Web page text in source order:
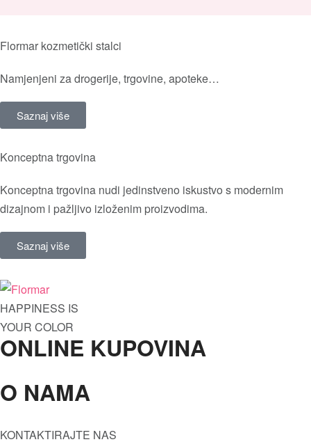
Flormar kozmetički stalci
Namjenjeni za drogerije, trgovine, apoteke…
Saznaj više
Konceptna trgovina
Konceptna trgovina nudi jedinstveno iskustvo s modernim
dizajnom i pažljivo izloženim proizvodima.
Saznaj više
HAPPINESS IS
YOUR COLOR
ONLINE KUPOVINA
Oči
Tečni puder
O NAMA
Kvaliteta
KONTAKTIRAJTE NAS